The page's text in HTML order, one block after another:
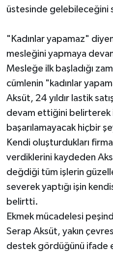
üstesinde gelebileceğini
"Kadınlar yapamaz"
mesleğini yapmaya
Mesleğe ilk başladığı
cümlenin "kadınlar
Aksüt, 24 yıldır lastik
devam ettiğini belirterek
başarılamayacak hiçbir
Kendi oluşturdukları
verdiklerini kaydeden
değdiği tüm işlerin
severek yaptığı işin
belirtti.
Ekmek mücadelesi
Serap Aksüt, yakın
destek gördüğünü ifade